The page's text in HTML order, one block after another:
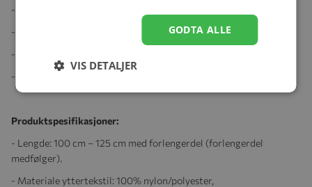
- Reflekser for en trygg tur.
- Praktisk, skjult lomme
- Fotenden kan åpnes helt
- Posen er vind- og vannavisende,
Produktspesifikasjoner:
- Lengde: 100 cm – 125 cm med forlengerdel (forlengerdel
medfølger).
- Materiale yttertekstil: 100% nylon/polyester,
GODTA ALLE
VIS DETALJER